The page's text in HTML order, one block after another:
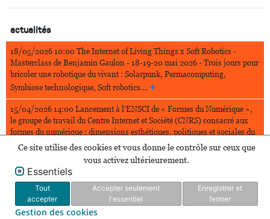
actualités
18/05/2026 10:00 The Internet of Living Things x Soft Robotics -
Masterclass de Benjamin Gaulon - 18-19-20 mai 2026 - Trois jours pour
bricoler une robotique du vivant : Solarpunk, Permacomputing,
Symbiose technologique, Soft robotics... +
15/04/2026 14:00 Lancement à l'ENSCI de « Formes du Numérique »,
le groupe de travail du Centre Internet et Société (CNRS) consacré aux
formes du numérique : dimensions esthétiques, politiques et sociales du
design numérique.+
02/04/2026 15:00
matériau de pensée ? Le 2 avril 2026, de 15h à 19h, rendez-vous au BiS
pour explorer une hypothèse aussi simple que radicale.+
Ce site utilise des cookies et vous donne le contrôle sur ceux que
vous activez ultérieurement.
Essentiels
Tout
accepter
Accepter seulement
l'essentiel
Enregistrer et
fermer
Gestion des cookies